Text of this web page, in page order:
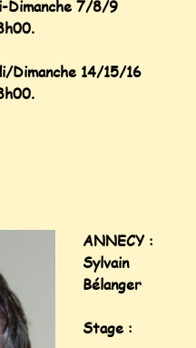
Dimanche 7/8/9
Dimanche 14/15/16
ANNECY :
Sylvain
Bélanger
Stage :